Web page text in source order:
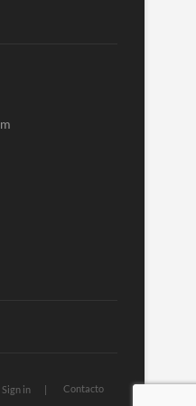
Sign in Contacto